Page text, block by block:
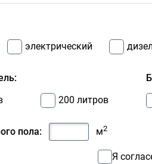
электрический
200 литров
пола: м2
Я